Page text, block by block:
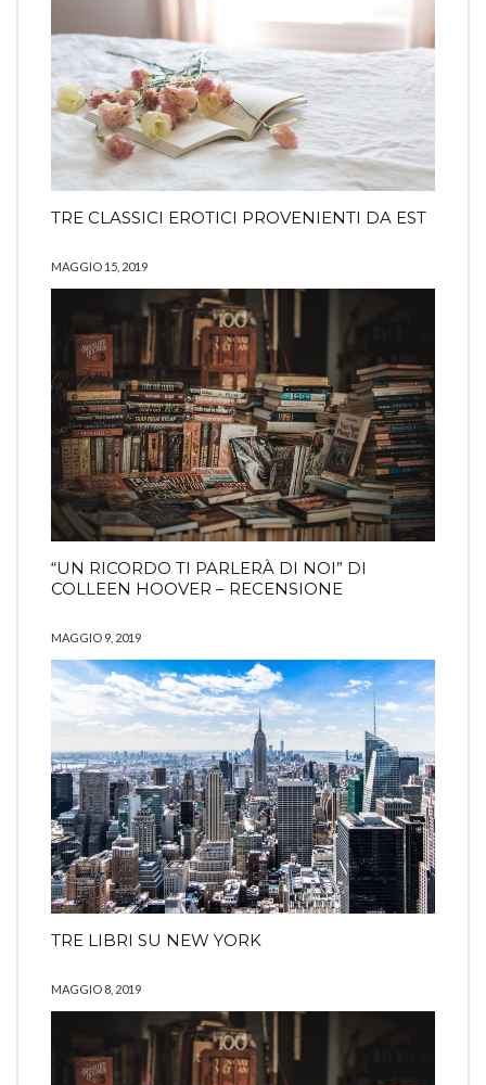
TRE CLASSICI EROTICI PROVENIENTI DA EST
MAGGIO 15, 2019
“UN RICORDO TI PARLERÀ DI NOI” DI
COLLEEN HOOVER – RECENSIONE
MAGGIO 9, 2019
TRE LIBRI SU NEW YORK
MAGGIO 8, 2019